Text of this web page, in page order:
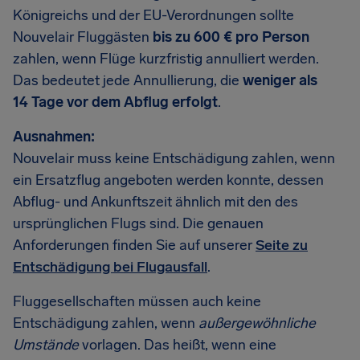
Königreichs und der EU-Verordnungen sollte
Nouvelair Fluggästen bis zu 600 € pro Person
zahlen, wenn Flüge kurzfristig annulliert werden.
Das bedeutet jede Annullierung, die weniger als
14 Tage vor dem Abflug erfolgt.
Ausnahmen:
Nouvelair muss keine Entschädigung zahlen, wenn
ein Ersatzflug angeboten werden konnte, dessen
Abflug- und Ankunftszeit ähnlich mit den des
ursprünglichen Flugs sind. Die genauen
Anforderungen finden Sie auf unsererSeite zu
Entschädigung bei Flugausfall.
Fluggesellschaften müssen auch keine
Entschädigung zahlen, wenn außergewöhnliche
Umständevorlagen. Das heißt, wenn eine